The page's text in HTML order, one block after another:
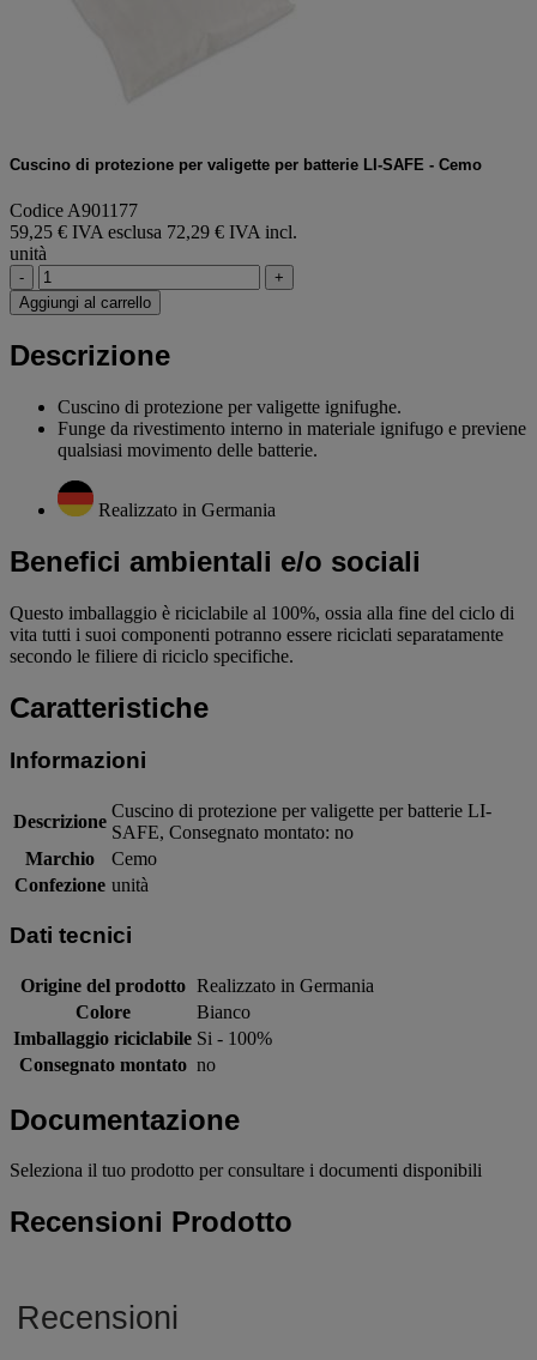
Cuscino di protezione per valigette per batterie LI-SAFE - Cemo
Codice A901177
59,25 € IVA esclusa 72,29 € IVA incl.
unità
-
+
Aggiungi al carrello
Descrizione
Cuscino di protezione per valigette ignifughe.
Funge da rivestimento interno in materiale ignifugo e previene
qualsiasi movimento delle batterie.
Realizzato in Germania
Benefici ambientali e/o sociali
Questo imballaggio è riciclabile al 100%, ossia alla fine del ciclo di
vita tutti i suoi componenti potranno essere riciclati separatamente
secondo le filiere di riciclo specifiche.
Caratteristiche
Informazioni
Descrizione
Cuscino di protezione per valigette per batterie LI-
SAFE, Consegnato montato: no
Marchio
Cemo
Confezione unità
Dati tecnici
Origine del prodotto Realizzato in Germania
Colore
Bianco
Imballaggio riciclabile Si - 100%
Consegnato montato no
Documentazione
Seleziona il tuo prodotto per consultare i documenti disponibili
Recensioni Prodotto